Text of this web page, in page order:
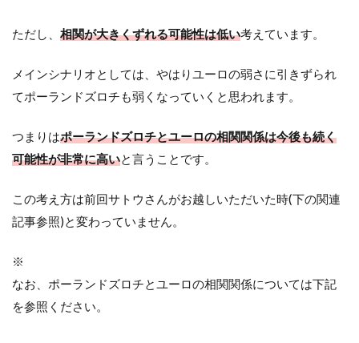
ただし、 相関が大きくずれる可能性は低い考えています。
メインシナリオとしては、やはりユーロの弱さに引きずられ
てポーランドズロチも弱くなっていくと思われます。
つまりはポーランドズロチとユーロの相関関係は今後も続く
可能性が非常に高いと言うことです。
この考え方は前回サトウさんがお越しいただいた時(下の関連
記事参照)と変わっていません。
※
なお、ポーランドズロチとユーロの相関関係については下記
を参照ください。